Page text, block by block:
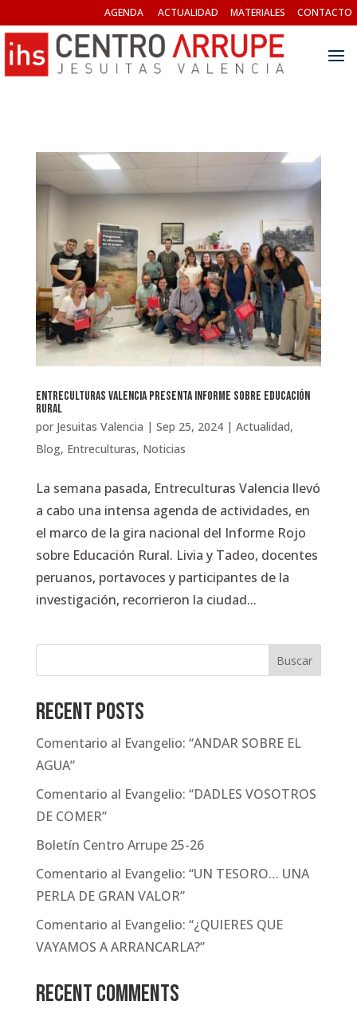
AGENDA ACTUALIDAD MATERIALES CONTACTO
Entreculturas Valencia presenta Informe sobre Educación
Rural
por Jesuitas Valencia | Sep 25, 2024| Actualidad,
Blog, Entreculturas, Noticias
La semana pasada, Entreculturas Valencia llevó
a cabo una intensa agenda de actividades, en
el marco de la gira nacional del Informe Rojo
sobre Educación Rural. Livia y Tadeo, docentes
peruanos, portavoces y participantes de la
investigación, recorrieron la ciudad...
Buscar
Recent Posts
Comentario al Evangelio: “ANDAR SOBRE EL
AGUA”
Comentario al Evangelio: “DADLES VOSOTROS
DE COMER”
Boletín Centro Arrupe 25-26
Comentario al Evangelio: “UN TESORO… UNA
PERLA DE GRAN VALOR”
Comentario al Evangelio: “¿QUIERES QUE
VAYAMOS A ARRANCARLA?”
Recent Comments